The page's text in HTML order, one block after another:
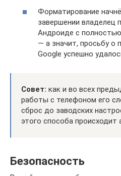
Форматирование
завершении владелец
Андроиде с
— а значит, просьбу о
Google успешно
Совет: как и во всех
работы с телефоном его
сброс до заводских
этого способа происходит
Безопасность